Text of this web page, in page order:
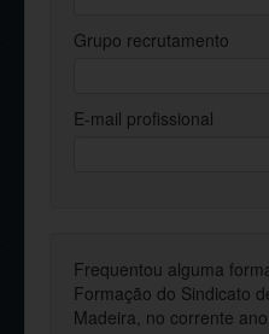
Grupo recrutamento
E-mail profissional
Frequentou alguma
Formação do Sindicato
Madeira, no corrente